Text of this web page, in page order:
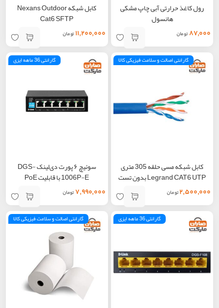
رول کاغذ حرارتی آبی چاپ مشکی
هانسول
۸۷,۰۰۰تومان
کابل شبکه Nexans Outdoor
Cat6 SFTP
۱۱,۲۰۰,۰۰۰ تومان
گارانتی اصالت و سلامت فیزیکی کالا
کابل شبکه مسی حلقه 305 متری
Legrand CAT6 UTP بدون تست
۲,۵۰۰,۰۰۰ تومان
گارانتی 36 ماهه ایزی
سوئیچ ۶ پورت دی‌لینک DGS-
1006P-E با قابلیت PoE
۷,۹۹۰,۰۰۰تومان
گارانتی 36 ماهه ایزی گارانتی اصالت و سلامت فیزیکی کالا